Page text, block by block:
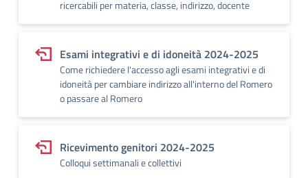
ricercabili per materia, classe, indirizzo, docente
Esami integrativi e di idoneità 2024-2025
Come richiedere l'accesso agli esami integrativi e di
idoneità per cambiare indirizzo all'interno del Romero
o passare al Romero
Ricevimento genitori 2024-2025
Colloqui settimanali e collettivi